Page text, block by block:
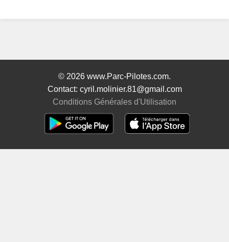
© 2026 www.Parc-Pilotes.com.
Contact: cyril.molinier.81@gmail.com
Conditions Générales d'Utilisation